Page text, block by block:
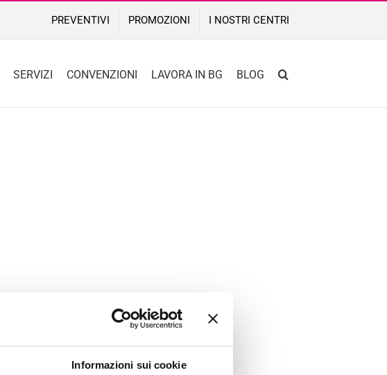
Informazioni sui cookie
PREVENTIVI PROMOZIONI I NOSTRI CENTRI
SERVIZI CONVENZIONI LAVORA IN BG BLOG